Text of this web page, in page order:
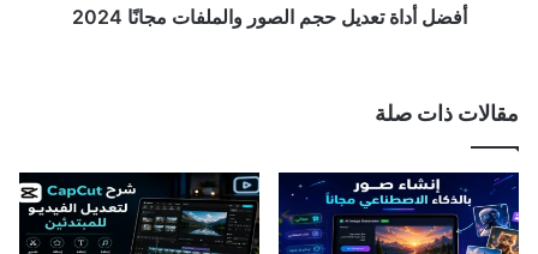
ش
ا
ت
ا
ح
ا
ل
ص
أفضل أداة تعديل حجم الصور والملفات مجانًا 2024
مقالات ذات صلة